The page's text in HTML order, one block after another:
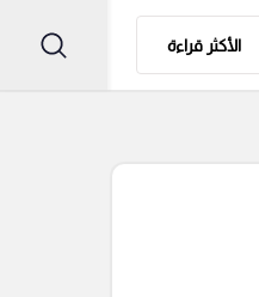
الأكثر قراءة